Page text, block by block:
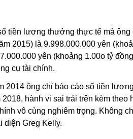
tiền lương thưởng thực tế mà
2015) là 9.998.000.000 yên
yên (khoảng 1.00o tỷ
cụ tài chính.
2014 ông chỉ báo cáo số tiền
hành vi sai trái trên kèm
vô cùng nghiêm trọng. Không
diện Greg Kelly.